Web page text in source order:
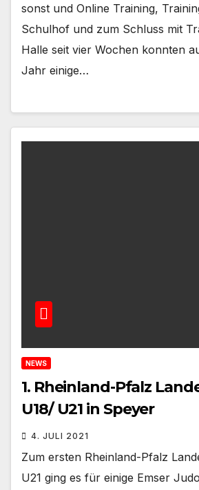
sonst und Online Training,
Schulhof und zum Schluss mit
Halle seit vier Wochen konnten
Jahr einige…
NEWS
1. Rheinland-Pfalz
U18/ U21 in Speyer
4. JULI 2021
Zum ersten Rheinland-Pfalz
U21 ging es für einige Emser